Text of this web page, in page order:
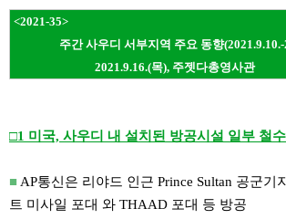
본문
<2021-35>
주간 사우디 서부지역 주요 동향(2021.9.10.-
2021.9.16.(목), 주젯다총영사관
□1 미국, 사우디 내 설치된 방공시설 일부 철
■ AP통신은 리야드 인근 Prince Sultan 공군기
트 미사일 포대 와 THAAD 포대 등 방공